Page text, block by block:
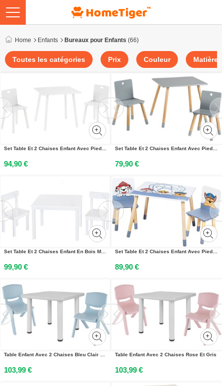
Home Enfants Bureaux pour Enfants (66)
Toutes les catégories Prix Couleur Matière
Set Table Et 2 Chaises Enfant Avec Pieds En Bois Massif Blanc
94,90 €
Set Table Et 2 Chaises Enfant Avec Pieds En Bois Massif Gris Et Naturel
79,90 €
Set Table Et 2 Chaises Enfant En Bois Massif Little Stars Blanc / Motifs Étoiles
99,90 €
Set Table Et 2 Chaises Enfant Avec Pieds En Bois Massif Bleu Gris - Pat Patrouille
89,90 €
Table Enfant Avec 2 Chaises Bleu Clair Et Gris
103,99 €
Table Enfant Avec 2 Chaises Rose Et Gris
103,99 €